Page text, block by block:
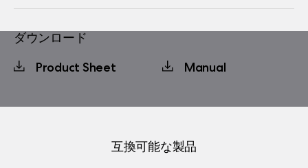
ダウンロード
Product Sheet
Manual
互換可能な製品